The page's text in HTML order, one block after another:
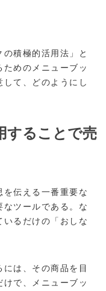
積極的活用法」と
めのメニューブッ
て、どのようにし
することで売
を伝える一番重要な
ツールである。な
るだけの「おしな
は、その商品を目
で、メニューブッ